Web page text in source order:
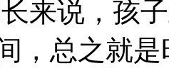
来说，孩
，总之就